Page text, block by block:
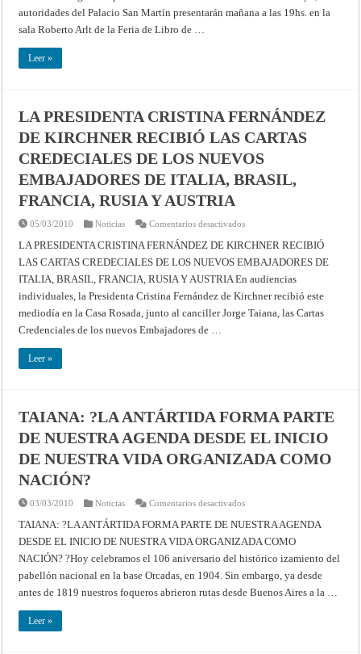
BIBLIOTECA
autoridades del Palacio San Martín presentarán mañana a las 19hs. en la
sala Roberto Arlt de la Feria de Libro de …
Leer »
LA PRESIDENTA CRISTINA FERNÁNDEZ
DE KIRCHNER RECIBIÓ LAS CARTAS
CREDECIALES DE LOS NUEVOS
EMBAJADORES DE ITALIA, BRASIL,
FRANCIA, RUSIA Y AUSTRIA
05/03/2010 Noticias Comentarios desactivadosen
PRESIDENTA
CRISTINA
FERNÁNDEZ
KIRCHNER
RECIBIÓ
LAS
CARTAS
CREDECIALES
Y
LA PRESIDENTA CRISTINA FERNÁNDEZ DE KIRCHNER RECIBIÓ
LAS CARTAS CREDECIALES DE LOS NUEVOS EMBAJADORES DE
ITALIA, BRASIL, FRANCIA, RUSIA Y AUSTRIA En audiencias
individuales, la Presidenta Cristina Fernández de Kirchner recibió este
mediodía en la Casa Rosada, junto al canciller Jorge Taiana, las Cartas
Credenciales de los nuevos Embajadores de …
Leer »
TAIANA: ?LA ANTÁRTIDA FORMA PARTE
DE NUESTRA AGENDA DESDE EL INICIO
DE NUESTRA VIDA ORGANIZADA COMO
NACIÓN?
03/03/2010 Noticias Comentarios desactivadosen
?
LA
ANTÁRTIDA
PARTE
DE
NUESTRA
AGENDA
DESDE
TAIANA: ?LA ANTÁRTIDA FORMA PARTE DE NUESTRA AGENDA
DESDE EL INICIO DE NUESTRA VIDA ORGANIZADA COMO
NACIÓN? ?Hoy celebramos el 106 aniversario del histórico izamiento del
pabellón nacional en la base Orcadas, en 1904. Sin embargo, ya desde
antes de 1819 nuestros foqueros abrieron rutas desde Buenos Aires a la …
Leer »